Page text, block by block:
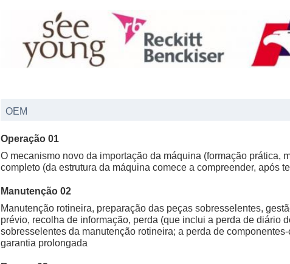
OEM
Operação 01
O mecanismo novo da importação da máquina (formação prática,
completo (da estrutura da máquina comece a compreender, após
Manutenção 02
Manutenção rotineira, preparação das peças sobresselentes,
prévio, recolha de informação, perda (que inclui a perda de diário
sobresselentes da manutenção rotineira; a perda de
garantia prolongada